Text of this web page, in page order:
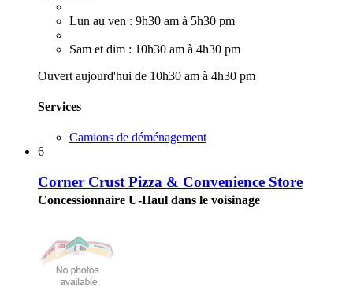
Lun au ven : 9h30 am à 5h30 pm
Sam et dim : 10h30 am à 4h30 pm
Ouvert aujourd'hui de 10h30 am à 4h30 pm
Services
Camions de déménagement
6
Corner Crust Pizza & Convenience Store
Concessionnaire U-Haul dans le voisinage